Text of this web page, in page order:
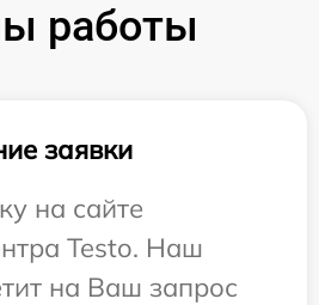
работы
заявки
на сайте
Testo. Наш
на Ваш запрос